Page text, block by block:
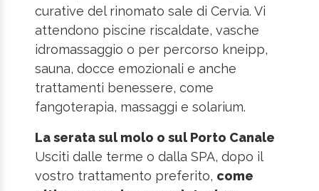
curative del rinomato sale di Cervia. Vi
attendono piscine riscaldate, vasche
idromassaggio o per percorso kneipp,
sauna, docce emozionali e anche
trattamenti benessere, come
fangoterapia, massaggi e solarium.
La serata sul molo o sul Porto Canale
Usciti dalle terme o dalla SPA, dopo il
vostro trattamento preferito, come